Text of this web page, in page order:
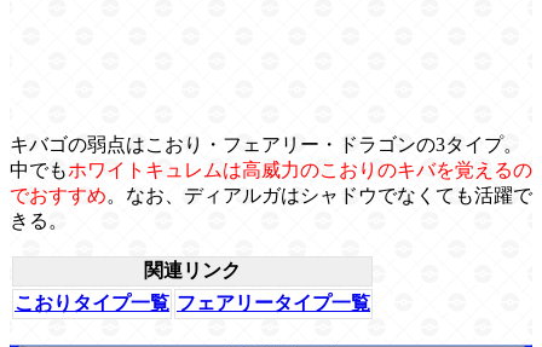
キバゴの弱点はこおり・フェアリー・ドラゴンの3タイプ。
中でもホワイトキュレムは高威力のこおりのキバを覚えるの
でおすすめ。なお、ディアルガはシャドウでなくても活躍で
きる。
関連リンク
こおりタイプ一覧 フェアリータイプ一覧